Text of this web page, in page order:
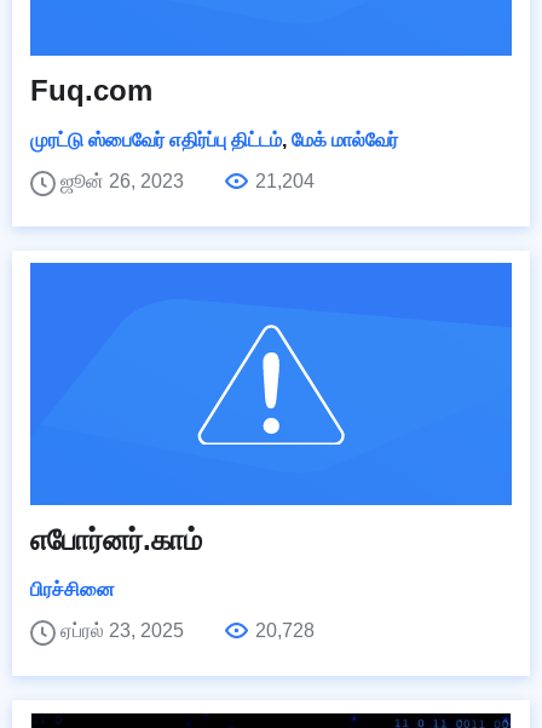
Fuq.com
முரட்டு ஸ்பைவேர் எதிர்ப்பு திட்டம், மேக் மால்வேர்
ஜூன் 26, 2023
21,204
எபோர்னர்.காம்
பிரச்சினை
ஏப்ரல் 23, 2025
20,728